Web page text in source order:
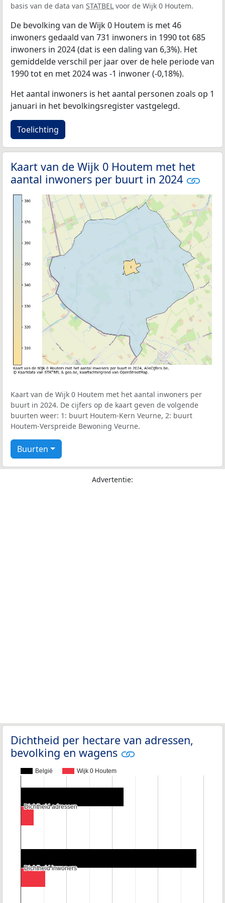
basis van de data van STATBEL voor de Wijk 0 Houtem.
De bevolking van de Wijk 0 Houtem is met 46
inwoners gedaald van 731 inwoners in 1990 tot 685
inwoners in 2024 (dat is een daling van 6,3%). Het
gemiddelde verschil per jaar over de hele periode van
1990 tot en met 2024 was -1 inwoner (-0,18%).
Het aantal inwoners is het aantal personen zoals op 1
januari in het bevolkingsregister vastgelegd.
Toelichting
Kaart van de Wijk 0 Houtem met het
aantal inwoners per buurt in 2024
Kaart van de Wijk 0 Houtem met het aantal inwoners per
buurt in 2024. De cijfers op de kaart geven de volgende
buurten weer: 1: buurt Houtem-Kern Veurne, 2: buurt
Houtem-Verspreide Bewoning Veurne.
Buurten
Advertentie:
Dichtheid per hectare van adressen,
bevolking en wagens
België Wijk 0 Houtem
Dichtheid adressen
Dichtheid adressen
Dichtheid inwoners
Dichtheid inwoners